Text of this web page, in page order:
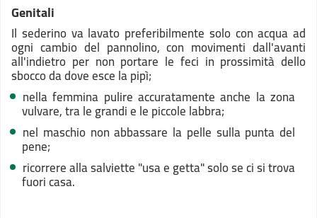
Genitali
Il sederino va lavato preferibilmente solo con acqua ad
ogni cambio del pannolino, con movimenti dall'avanti
all'indietro per non portare le feci in prossimità dello
sbocco da dove esce la pipì;
nella femmina pulire accuratamente anche la zona
vulvare, tra le grandi e le piccole labbra;
nel maschio non abbassare la pelle sulla punta del
pene;
ricorrere alla salviette "usa e getta" solo se ci si trova
fuori casa.